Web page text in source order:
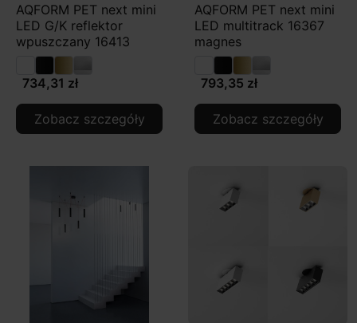
AQFORM PET next mini
LED G/K reflektor
wpuszczany 16413
734,31 zł
Zobacz szczegóły
AQFORM PET next mini
LED multitrack 16367
magnes
793,35 zł
Zobacz szczegóły